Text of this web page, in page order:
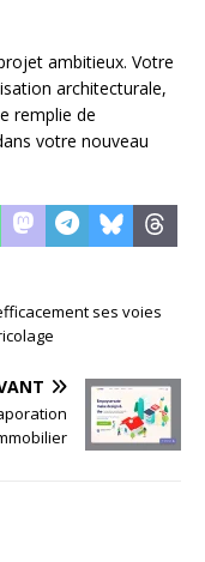
ambitieux. Votre
architecturale,
remplie de
votre nouveau
ses voies